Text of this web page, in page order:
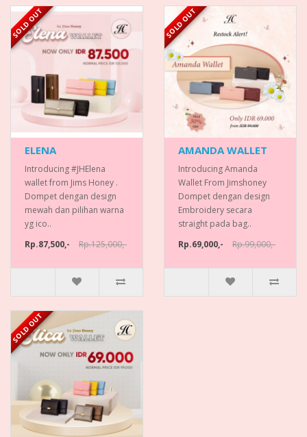
SOLD OUT
ELENA
Introducing #JHElena
wallet from Jims Honey .
Dompet dengan design
mewah dan pilihan warna
yg ico..
Rp.87,500,-
Rp.125,000,-
SOLD OUT
AMANDA WALLET
Introducing Amanda
Wallet From Jimshoney
Dompet dengan design
Embroidery secara
straight pada bag..
Rp.69,000,-
Rp.99,000,-
SOLD OUT